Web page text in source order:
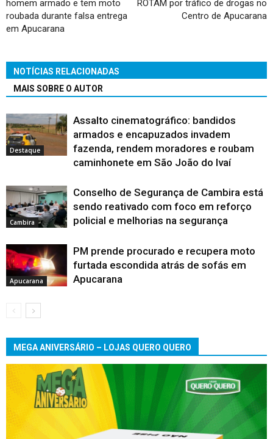
homem armado e tem moto
roubada durante falsa entrega
em Apucarana
ROTAM por tráfico de drogas no
Centro de Apucarana
NOTÍCIAS RELACIONADAS
MAIS SOBRE O AUTOR
Destaque
Assalto cinematográfico: bandidos
armados e encapuzados invadem
fazenda, rendem moradores e roubam
caminhonete em São João do Ivaí
Cambira
Conselho de Segurança de Cambira está
sendo reativado com foco em reforço
policial e melhorias na segurança
Apucarana
PM prende procurado e recupera moto
furtada escondida atrás de sofás em
Apucarana
MEGA ANIVERSÁRIO – LOJAS QUERO QUERO